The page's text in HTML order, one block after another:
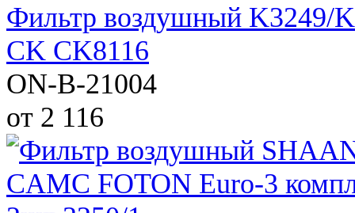
Фильтр воздушный K3249/
CK CK8116
ON-B-21004
от 2 116